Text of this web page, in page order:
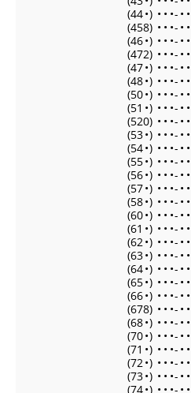
(44•) • • •- • •
(458) • • •- • •
(46•) • • •- • •
(472) • • •- • •
(47•) • • •- • •
(48•) • • •- • •
(50•) • • •- • •
(51 •) • • •- • •
(520) • • •- • •
(53•) • • •- • •
(54•) • • •- • •
(55•) • • •- • •
(56•) • • •- • •
(57•) • • •- • •
(58•) • • •- • •
(60•) • • •- • •
(61 •) • • •- • •
(62•) • • •- • •
(63•) • • •- • •
(64•) • • •- • •
(65•) • • •- • •
(66•) • • •- • •
(678) • • •- • •
(68•) • • •- • •
(70•) • • •- • •
(71 •) • • •- • •
(72•) • • •- • •
(73•) • • •- • •
(74•) • • •- • •